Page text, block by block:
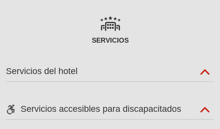
SERVICIOS
Servicios del hotel
Servicios accesibles para discapacitados